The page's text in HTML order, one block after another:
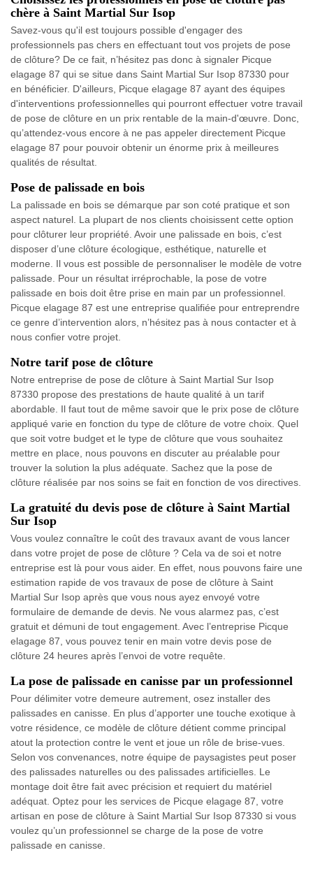
chère à Saint Martial Sur Isop
Savez-vous qu'il est toujours possible d'engager des
professionnels pas chers en effectuant tout vos projets de pose
de clôture? De ce fait, n’hésitez pas donc à signaler Picque
elagage 87 qui se situe dans Saint Martial Sur Isop 87330 pour
en bénéficier. D'ailleurs, Picque elagage 87 ayant des équipes
d'interventions professionnelles qui pourront effectuer votre travail
de pose de clôture en un prix rentable de la main-d'œuvre. Donc,
qu’attendez-vous encore à ne pas appeler directement Picque
elagage 87 pour pouvoir obtenir un énorme prix à meilleures
qualités de résultat.
Pose de palissade en bois
La palissade en bois se démarque par son coté pratique et son
aspect naturel. La plupart de nos clients choisissent cette option
pour clôturer leur propriété. Avoir une palissade en bois, c’est
disposer d’une clôture écologique, esthétique, naturelle et
moderne. Il vous est possible de personnaliser le modèle de votre
palissade. Pour un résultat irréprochable, la pose de votre
palissade en bois doit être prise en main par un professionnel.
Picque elagage 87 est une entreprise qualifiée pour entreprendre
ce genre d’intervention alors, n’hésitez pas à nous contacter et à
nous confier votre projet.
Notre tarif pose de clôture
Notre entreprise de pose de clôture à Saint Martial Sur Isop
87330 propose des prestations de haute qualité à un tarif
abordable. Il faut tout de même savoir que le prix pose de clôture
appliqué varie en fonction du type de clôture de votre choix. Quel
que soit votre budget et le type de clôture que vous souhaitez
mettre en place, nous pouvons en discuter au préalable pour
trouver la solution la plus adéquate. Sachez que la pose de
clôture réalisée par nos soins se fait en fonction de vos directives.
La gratuité du devis pose de clôture à Saint Martial
Sur Isop
Vous voulez connaître le coût des travaux avant de vous lancer
dans votre projet de pose de clôture ? Cela va de soi et notre
entreprise est là pour vous aider. En effet, nous pouvons faire une
estimation rapide de vos travaux de pose de clôture à Saint
Martial Sur Isop après que vous nous ayez envoyé votre
formulaire de demande de devis. Ne vous alarmez pas, c’est
gratuit et démuni de tout engagement. Avec l’entreprise Picque
elagage 87, vous pouvez tenir en main votre devis pose de
clôture 24 heures après l’envoi de votre requête.
La pose de palissade en canisse par un professionnel
Pour délimiter votre demeure autrement, osez installer des
palissades en canisse. En plus d’apporter une touche exotique à
votre résidence, ce modèle de clôture détient comme principal
atout la protection contre le vent et joue un rôle de brise-vues.
Selon vos convenances, notre équipe de paysagistes peut poser
des palissades naturelles ou des palissades artificielles. Le
montage doit être fait avec précision et requiert du matériel
adéquat. Optez pour les services de Picque elagage 87, votre
artisan en pose de clôture à Saint Martial Sur Isop 87330 si vous
voulez qu’un professionnel se charge de la pose de votre
palissade en canisse.